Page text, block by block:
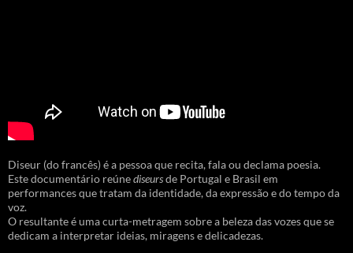
Diseur (do francês) é a pessoa que recita, fala ou declama poesia.
Este documentário reúnediseursde Portugal e Brasil em
performances que tratam da identidade, da expressão e do tempo da
voz.
O resultante é uma curta-metragem sobre a beleza das vozes que se
dedicam a interpretar ideias, miragens e delicadezas.